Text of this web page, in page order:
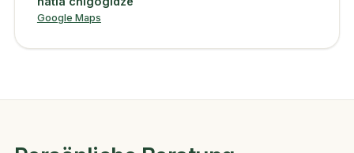
Google Maps